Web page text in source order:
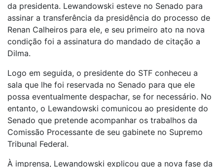
da presidenta. Lewandowski esteve no Senado para
assinar a transferência da presidência do processo de
Renan Calheiros para ele, e seu primeiro ato na nova
condição foi a assinatura do mandado de citação a
Dilma.
Logo em seguida, o presidente do STF conheceu a
sala que lhe foi reservada no Senado para que ele
possa eventualmente despachar, se for necessário. No
entanto, o Lewandowski comunicou ao presidente do
Senado que pretende acompanhar os trabalhos da
Comissão Processante de seu gabinete no Supremo
Tribunal Federal.
À imprensa, Lewandowski explicou que a nova fase da